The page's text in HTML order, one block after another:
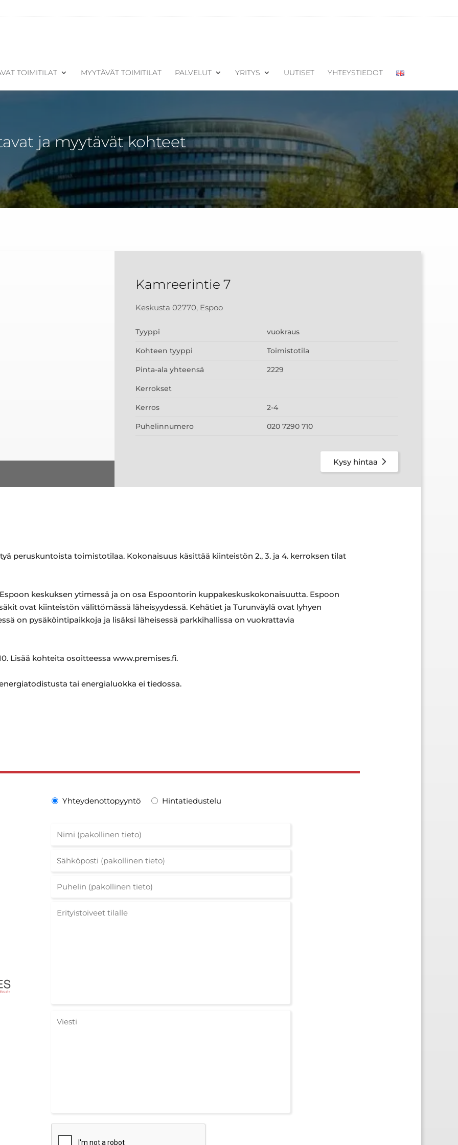
TOIMITILAT MYYTÄVÄT TOIMITILAT PALVELUT YRITYS UUTISET YHTEYSTIEDOT
ja myytävät kohteet
Kamreerintie 7
Keskusta 02770, Espoo
Tyyppi vuokraus
Kohteen tyyppi Toimistotila
Pinta-ala yhteensä 2229
Kerrokset
Kerros 2-4
Puhelinnumero 020 7290 710
Kysy hintaa
peruskuntoista toimistotilaa. Kokonaisuus käsittää kiinteistön 2., 3. ja 4. kerroksen tilat
keskuksen ytimessä ja on osa Espoontorin kuppakeskuskokonaisuutta. Espoon
ovat kiinteistön välittömässä läheisyydessä. Kehätiet ja Turunväylä ovat lyhyen
on pysäköintipaikkoja ja lisäksi läheisessä parkkihallissa on vuokrattavia
Lisää kohteita osoitteessa www.premises.fi.
tai energialuokka ei tiedossa.
Yhteydenottopyyntö Hintatiedustelu